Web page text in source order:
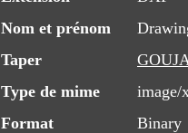
Nom et prénom
Taper
Type de mime
image/
Format
Binary